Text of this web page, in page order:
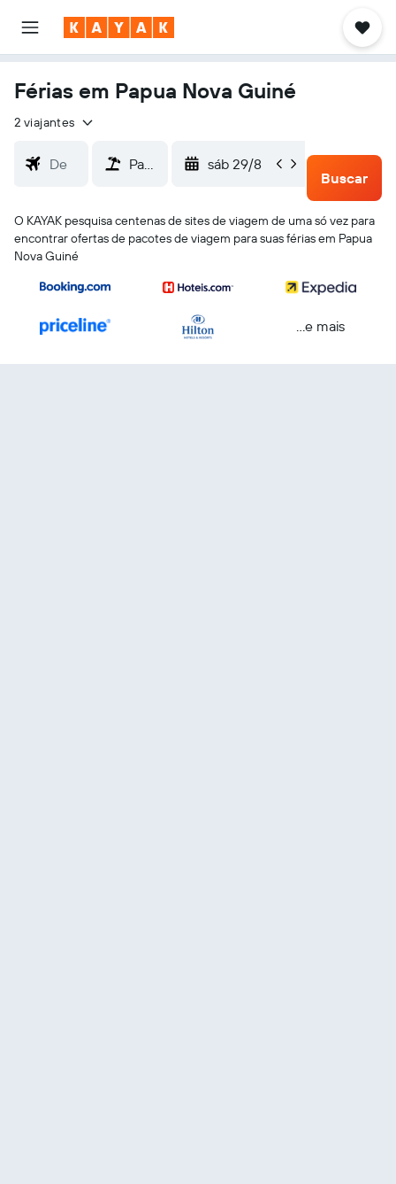
Férias em Papua Nova Guiné
2 viajantes
sáb 29/8
ter 1/9
Buscar
O KAYAK pesquisa centenas de sites de viagem de uma só vez para
encontrar ofertas de pacotes de viagem para suas férias em Papua
Nova Guiné
...e mais